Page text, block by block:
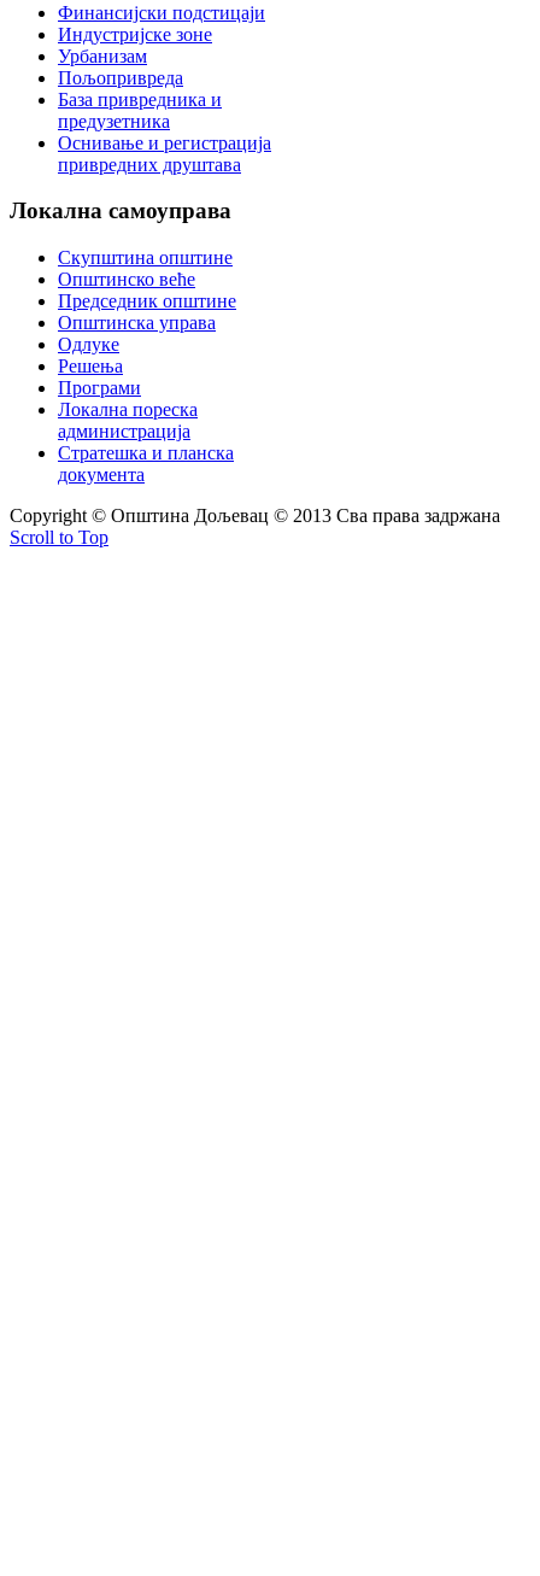
Финансијски подстицаји
Индустријске зоне
Урбанизам
Пољопривреда
База привредника и
предузетника
Оснивање и регистрација
привредних друштава
Локална самоуправа
Скупштина општине
Општинско веће
Председник општине
Општинска управа
Одлуке
Решења
Програми
Локална пореска
администрација
Стратешка и планска
документа
Copyright © Oпштина Дољевац © 2013 Сва права задржана
Scroll to Top